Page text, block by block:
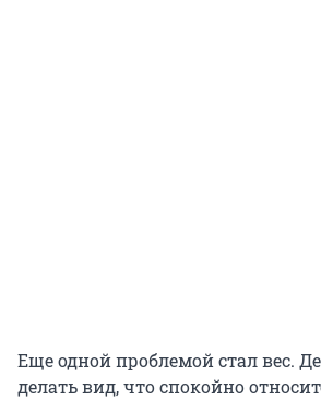
Еще одной проблемой стал вес.
делать вид, что спокойно